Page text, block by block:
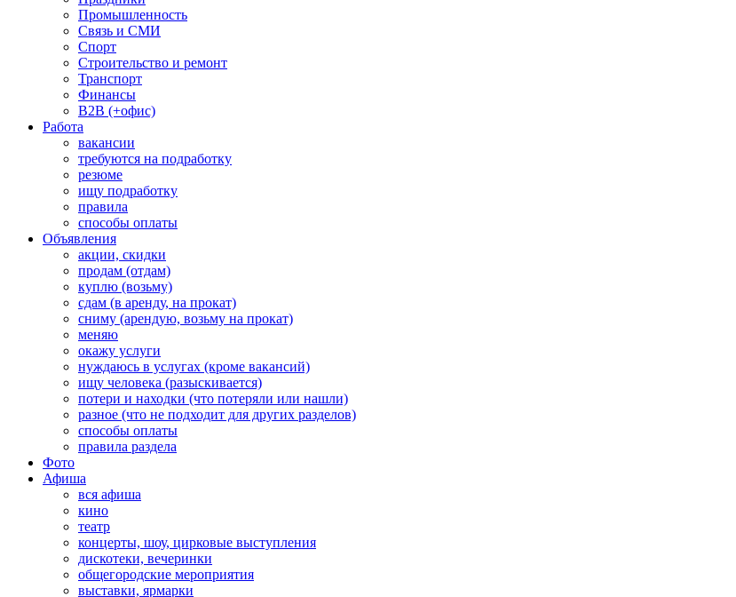
Промышленность
Связь и СМИ
Спорт
Строительство и ремонт
Транспорт
Финансы
B2B (+офис)
Работа
вакансии
требуются на подработку
резюме
ищу подработку
правила
способы оплаты
Объявления
акции, скидки
продам (отдам)
куплю (возьму)
сдам (в аренду, на прокат)
сниму (арендую, возьму на прокат)
меняю
окажу услуги
нуждаюсь в услугах (кроме вакансий)
ищу человека (разыскивается)
потери и находки (что потеряли или нашли)
разное (что не подходит для других разделов)
способы оплаты
правила раздела
Фото
Афиша
вся афиша
кино
театр
концерты, шоу, цирковые выступления
дискотеки, вечеринки
общегородские мероприятия
выставки, ярмарки